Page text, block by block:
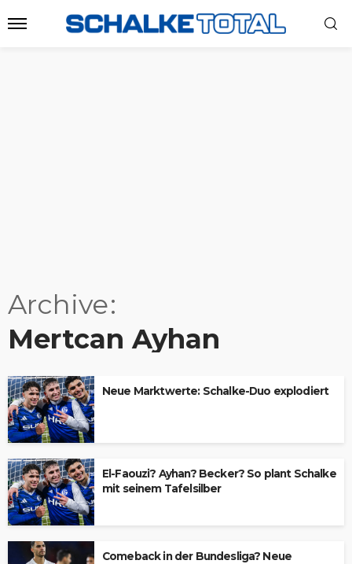
Archive
Mertcan Ayhan
Neue Marktwerte: Schalke-Duo explodiert
El-Faouzi? Ayhan? Becker? So plant Schalke
mit seinem Tafelsilber
Comeback in der Bundesliga? Neue